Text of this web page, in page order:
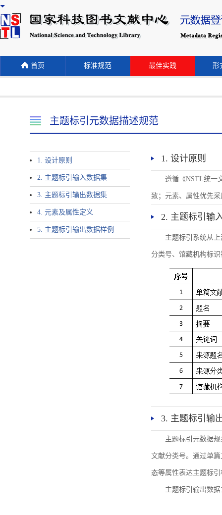
首页 标准规范 最佳实践 形
主题标引元数据描述规范
1. 设计原则
2. 主题标引输入数据集
3. 主题标引输出数据集
4. 元素及属性定义
5. 主题标引输出数据样例
1. 设计原则
遵循《NSTL统一
致；元素、属性优先
2. 主题标引输
主题标引系统从
分类号、馆藏机构标
3. 主题标引输
主题标引元数据
文献分类号。通过单
态等属性表达主题标
主题标引输出数